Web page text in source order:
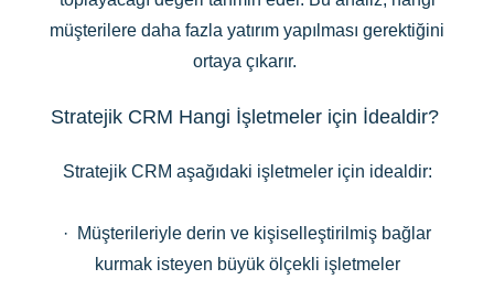
müşterilere daha fazla yatırım yapılması gerektiğini
ortaya çıkarır.
Stratejik CRM Hangi İşletmeler için İdealdir?
Stratejik CRM aşağıdaki işletmeler için idealdir:
· Müşterileriyle derin ve kişiselleştirilmiş bağlar
kurmak isteyen büyük ölçekli işletmeler